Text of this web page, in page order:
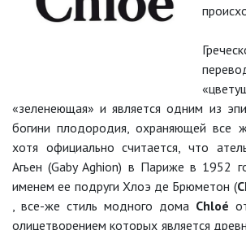
«зеленеющая» и является одним из
богини плодородия, охраняющей все
хотя официально считается, что
Агьен (Gaby Aghion) в Париже в 1952
именем ее подруги Хлоэ де Брюметон (
, все-же стиль модного дома Chloé
олицетворением которых является